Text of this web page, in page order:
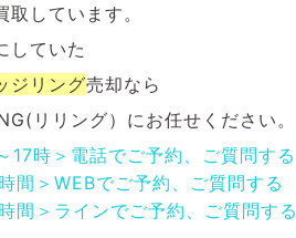
取しています。
していた
ジリング売却なら
リリング）にお任せください。
17時＞電話でご予約、ご質問する
間＞WEBでご予約、ご質問する
間＞ラインでご予約、ご質問する